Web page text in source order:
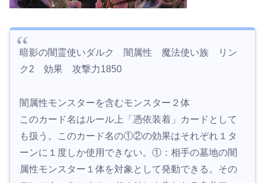
暗影の闇霊使いダルク 闇属性 魔法使い族 リン
ク2 効果 攻撃力1850
闇属性モンスターを含むモンスター２体
このカード名はルール上「憑依装着」カードとして
も扱う。このカード名の①②の効果はそれぞれ１タ
ーンに１度しか使用できない。①：相手の墓地の闇
属性モンスター１体を対象として発動できる。その